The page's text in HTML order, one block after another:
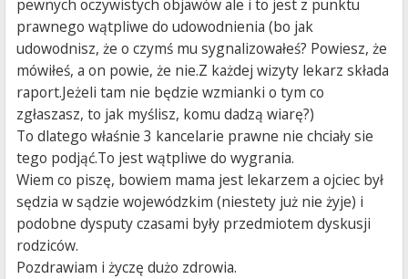
pewnych oczywistych objawów ale i to jest z punktu
prawnego wątpliwe do udowodnienia (bo jak
udowodnisz, że o czymś mu sygnalizowałeś? Powiesz, że
mówiłeś, a on powie, że nie.Z każdej wizyty lekarz składa
raport.Jeżeli tam nie będzie wzmianki o tym co
zgłaszasz, to jak myślisz, komu dadzą wiarę?)
To dlatego właśnie 3 kancelarie prawne nie chciały sie
tego podjąć.To jest wątpliwe do wygrania.
Wiem co piszę, bowiem mama jest lekarzem a ojciec był
sędzia w sądzie wojewódzkim (niestety już nie żyje) i
podobne dysputy czasami były przedmiotem dyskusji
rodziców.
Pozdrawiam i życzę dużo zdrowia.